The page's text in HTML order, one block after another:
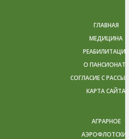
ГЛАВНАЯ
МЕДИЦИНА
РЕАБИЛИТАЦИЯ
О ПАНСИОНАТЕ
СОГЛАСИЕ С
КАРТА САЙТА
АГРАРНОЕ